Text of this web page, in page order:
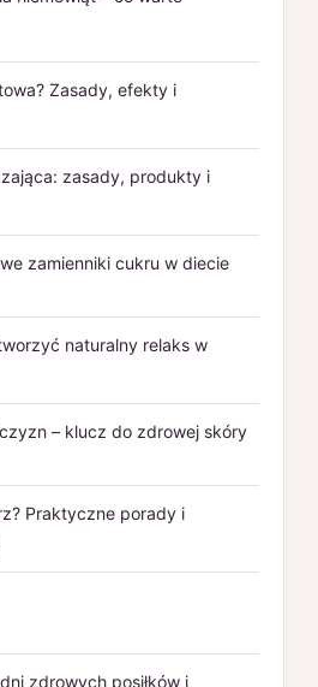
Zasady, efekty i
zasady, produkty i
zamienniki cukru w diecie
naturalny relaks w
– klucz do zdrowej skóry
Praktyczne porady i
zdrowych posiłków i